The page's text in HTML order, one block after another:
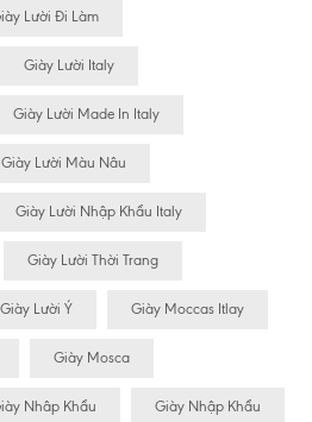
Lười Đi Làm
Giày Lười Italy
Giày Lười Made In Italy
Giày Lười Màu Nâu
Giày Lười Nhập Khẩu Italy
Giày Lười Thời Trang
Giày Lười Ý Giày Moccas Itlay
Giày Mosca
Nhâp Khẩu Giày Nhập Khẩu